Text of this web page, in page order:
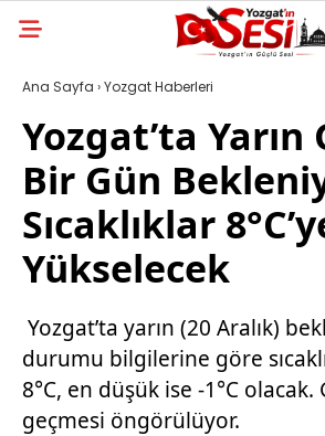
Ana Sayfa ›Yozgat Haberleri
Yozgat’ta Yarın
Bir Gün
Sıcaklıklar
Yükselecek
Yozgat’ta yarın (20 Aralık)
durumu bilgilerine göre
8°C, en düşük ise -1°C
geçmesi öngörülüyor.